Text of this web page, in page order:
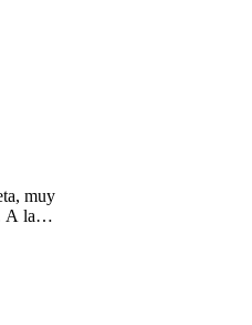
muy
A la
con ella